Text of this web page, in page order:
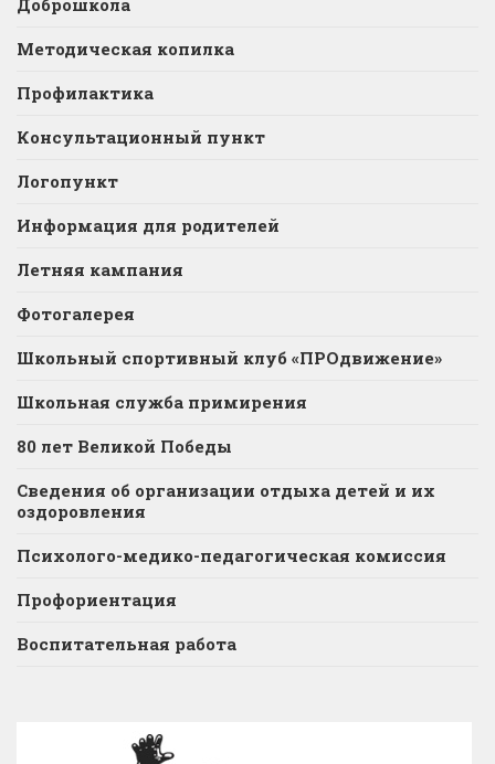
Методическая копилка
Профилактика
Консультационный пункт
Логопункт
Информация для родителей
Летняя кампания
Фотогалерея
Школьный спортивный клуб «ПРОдвижение»
Школьная служба примирения
80 лет Великой Победы
Сведения об организации отдыха детей и их
оздоровления
Психолого-медико-педагогическая комиссия
Профориентация
Воспитательная работа